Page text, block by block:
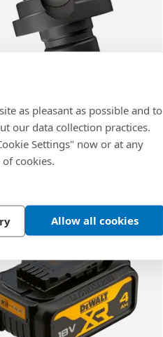
as pleasant as possible and to
our data collection practices.
Settings" now or at any
cookies.
Allow all cookies
- Boquillas para